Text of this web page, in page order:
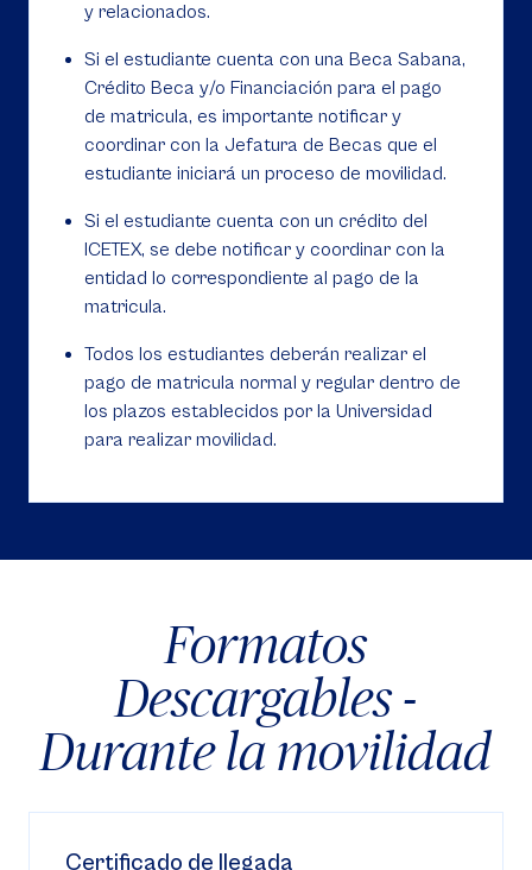
y relacionados.
Si el estudiante cuenta con una Beca Sabana,
Crédito Beca y/o Financiación para el pago
de matricula, es importante notificar y
coordinar con la Jefatura de Becas que el
estudiante iniciará un proceso de movilidad.
Si el estudiante cuenta con un crédito del
ICETEX, se debe notificar y coordinar con la
entidad lo correspondiente al pago de la
matricula.
Todos los estudiantes deberán realizar el
pago de matricula normal y regular dentro de
los plazos establecidos por la Universidad
para realizar movilidad.
Formatos
Descargables -
Durante la movilidad
Certificado de llegada